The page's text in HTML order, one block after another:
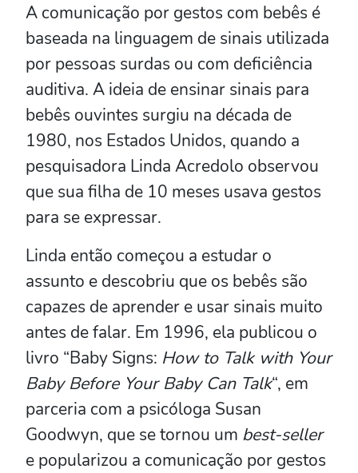
A comunicação por gestos com bebês é
baseada na linguagem de sinais utilizada
por pessoas surdas ou com deficiência
auditiva. A ideia de ensinar sinais para
bebês ouvintes surgiu na década de
1980, nos Estados Unidos, quando a
pesquisadora Linda Acredolo observou
que sua filha de 10 meses usava gestos
para se expressar.
Linda então começou a estudar o
assunto e descobriu que os bebês são
capazes de aprender e usar sinais muito
antes de falar. Em 1996, ela publicou o
livro “Baby Signs: How to Talk with Your
Baby Before Your Baby Can Talk“, em
parceria com a psicóloga Susan
Goodwyn, que se tornou um best-seller
e popularizou a comunicação por gestos